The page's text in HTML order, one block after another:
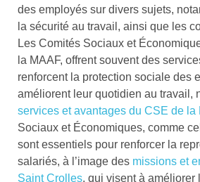
des employés sur divers sujets,
la sécurité au travail, ainsi que les
Les Comités Sociaux et
la MAAF, offrent souvent des
renforcent la protection sociale des
améliorent leur quotidien au travail,
services et avantages du CSE de la
Sociaux et Économiques, comme
sont essentiels pour renforcer la
salariés, à l’image des missions et
Saint Crolles, qui visent à améliorer